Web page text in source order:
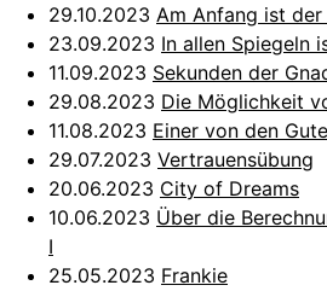
29.10.2023 Am Anfang ist der
23.09.2023 In allen Spiegeln
11.09.2023 Sekunden der
29.08.2023 Die Möglichkeit
11.08.2023 Einer von den
29.07.2023 Vertrauensübung
20.06.2023 City of Dreams
10.06.2023 Über die
I
25.05.2023 Frankie